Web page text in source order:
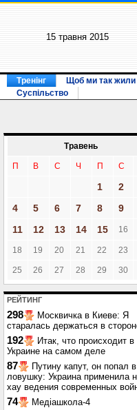
15 травня 2015
Тренінг Щоб ми так жили
Суспільство
Травень
П В С Ч П С
1 2
4
5 6 7 8 9
11
12 13 14 15 16
18 19 20 21 22 23
25 26 27 28 29 30
РЕЙТИНГ
298
Москвичка в Киеве: Я
старалась держаться в
192
Итак, что происходит в
Украине на самом деле
87
Путину капут, он попал в
ловушку: Украина применила
хау ведения современных
74 Медіашкола-4